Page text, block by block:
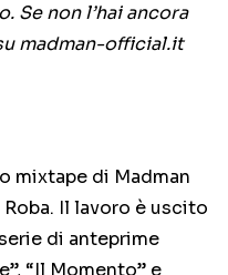
Se non l’hai ancora
madman-official.it
mixtape di Madman
Il lavoro è uscito
di anteprime
“Il Momento” e